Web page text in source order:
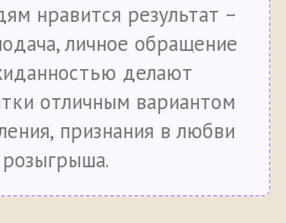
нравится результат –
личное обращение
делают
отличным вариантом
признания в любви